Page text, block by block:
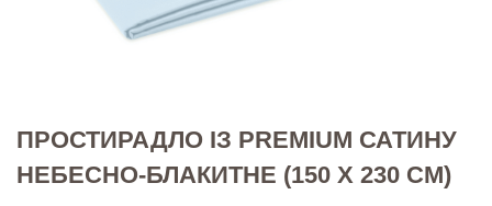
ПРОСТИРАДЛО ІЗ PREMIUM САТИНУ
НЕБЕСНО-БЛАКИТНЕ (150 X 230 СМ)